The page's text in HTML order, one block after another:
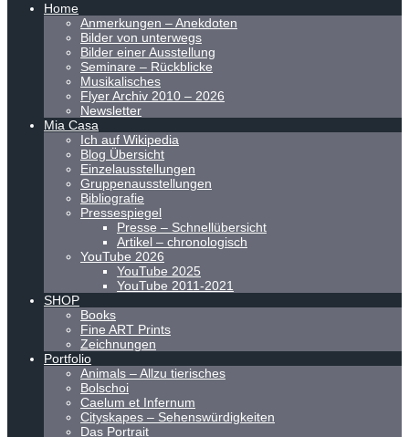
Home
Anmerkungen – Anekdoten
Bilder von unterwegs
Bilder einer Ausstellung
Seminare – Rückblicke
Musikalisches
Flyer Archiv 2010 – 2026
Newsletter
Mia Casa
Ich auf Wikipedia
Blog Übersicht
Einzelausstellungen
Gruppenausstellungen
Bibliografie
Pressespiegel
Presse – Schnellübersicht
Artikel – chronologisch
YouTube 2026
YouTube 2025
YouTube 2011-2021
SHOP
Books
Fine ART Prints
Zeichnungen
Portfolio
Animals – Allzu tierisches
Bolschoi
Caelum et Infernum
Cityskapes – Sehenswürdigkeiten
Das Portrait